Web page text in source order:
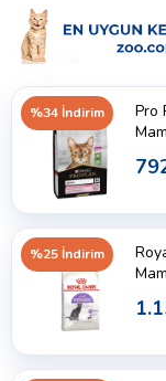
%34 İndirim
Pro
%25 İndirim